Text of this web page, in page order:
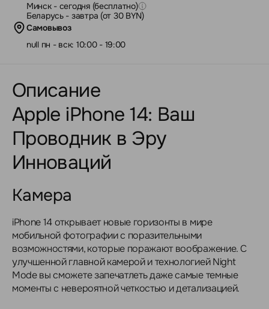
Минск - сегодня (бесплатно)
Беларусь - завтра (от 30 BYN)
Самовывоз
null пн - вск: 10:00 - 19:00
Описание
Apple iPhone 14: Ваш
Проводник в Эру
Инноваций
Камера
iPhone 14 открывает новые горизонты в мире
мобильной фотографии с поразительными
возможностями, которые поражают воображение. С
улучшенной главной камерой и технологией Night
Mode вы сможете запечатлеть даже самые темные
моменты с невероятной четкостью и детализацией.